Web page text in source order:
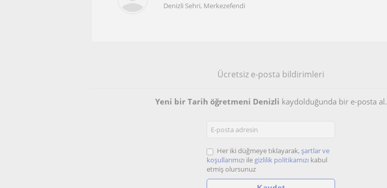
Denizli Sehri, Merkezefendi
Ücretsiz e-posta bildirimleri
Yeni bir Tarih öğretmeni Denizli kaydolduğunda bir e-posta al.
Her iki düğmeye tıklayarak, şartlar ve
koşullarımızı ile gizlilik politikamızı kabul
etmiş olursunuz